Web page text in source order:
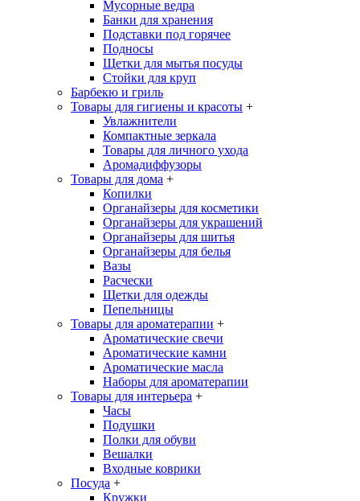
Мусорные ведра
Банки для хранения
Подставки под горячее
Подносы
Щетки для мытья посуды
Стойки для круп
Барбекю и гриль
Товары для гигиены и красоты +
Увлажнители
Компактные зеркала
Товары для личного ухода
Аромадиффузоры
Товары для дома +
Копилки
Органайзеры для косметики
Органайзеры для украшений
Органайзеры для шитья
Органайзеры для белья
Вазы
Расчески
Щетки для одежды
Пепельницы
Товары для ароматерапии +
Ароматические свечи
Ароматические камни
Ароматические масла
Наборы для ароматерапии
Товары для интерьера +
Часы
Подушки
Полки для обуви
Вешалки
Входные коврики
Посуда +
Кружки